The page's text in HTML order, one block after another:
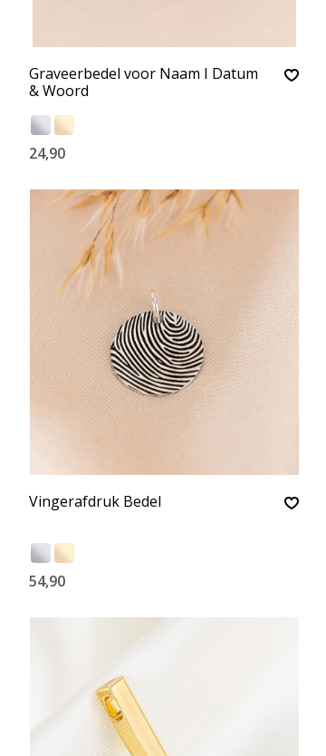
Graveerbedel voor Naam I Datum
& Woord
24,90
Vingerafdruk Bedel
54,90